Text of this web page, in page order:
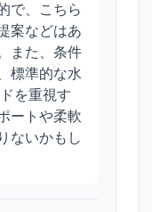
で、こちら
案などはあ
また、条件
標準的な水
を重視す
ートや柔軟
ないかもし